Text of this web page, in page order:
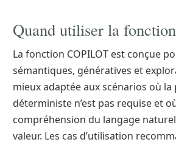
Quand utiliser la
La fonction COPILOT est conçue
sémantiques, génératives et
mieux adaptée aux scénarios où la
déterministe n’est pas requise et
compréhension du langage
valeur. Les cas d’utilisation